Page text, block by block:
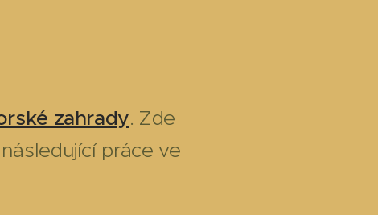
zahrady. Zde
práce ve